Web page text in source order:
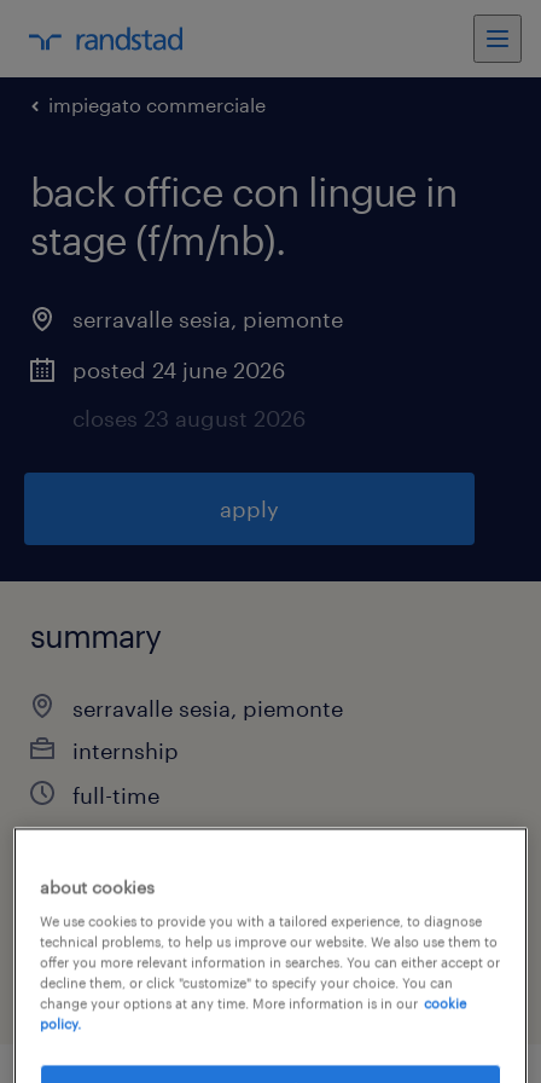
impiegato commerciale
back office con lingue in
stage (f/m/nb).
serravalle sesia, piemonte
posted 24 june 2026
closes 23 august 2026
apply
summary
serravalle sesia, piemonte
internship
full-time
sales
about cookies
We use cookies to provide you with a tailored experience, to diagnose
technical problems, to help us improve our website. We also use them to
offer you more relevant information in searches. You can either accept or
decline them, or click "customize" to specify your choice. You can
change your options at any time. More information is in our cookie
policy.